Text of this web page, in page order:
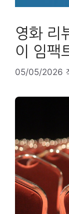
영화 리
이 임팩
05/05/2026